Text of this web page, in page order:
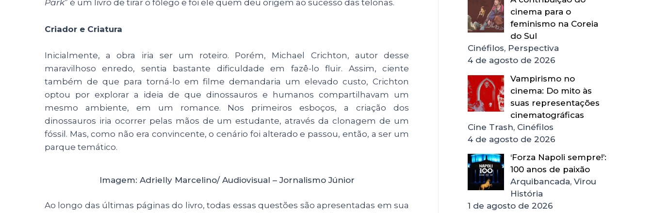
k
Park” é um livro de tirar o fôlego e foi ele quem deu origem ao sucesso das telonas.
Criador e Criatura
Inicialmente, a obra iria ser um roteiro. Porém, Michael Crichton, autor desse
maravilhoso enredo, sentia bastante dificuldade em fazê-lo fluir. Assim, ciente
também de que para torná-lo em filme demandaria um elevado custo, Crichton
optou por explorar a ideia de que dinossauros e humanos compartilhavam um
mesmo ambiente, em um romance. Nos primeiros esboços, a criação dos
dinossauros iria ocorrer pelas mãos de um estudante, através da clonagem de um
fóssil. Mas, como não era convincente, o cenário foi alterado e passou, então, a ser um
parque temático.
Imagem: Adrielly Marcelino/ Audiovisual – Jornalismo Júnior
Ao longo das últimas páginas do livro, todas essas questões são apresentadas em sua
cinema para o
feminismo na Coreia
do Sul
Cinéfilos, Perspectiva
4 de agosto de 2026
Vampirismo no
cinema: Do mito às
suas representações
cinematográficas
Cine Trash, Cinéfilos
4 de agosto de 2026
‘Forza Napoli sempre!’:
100 anos de paixão
Arquibancada, Virou
História
1 de agosto de 2026